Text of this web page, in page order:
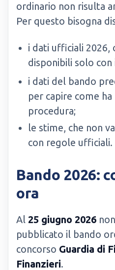
ordinario non risulta
Per questo bisogna
i dati ufficiali 2026,
disponibili solo
i dati del bando
per capire come
procedura;
le stime, che non
con regole ufficiali.
Bando 2026:
ora
Al 25 giugno 2026
pubblicato il bando
concorso Guardia di
Finanzieri.